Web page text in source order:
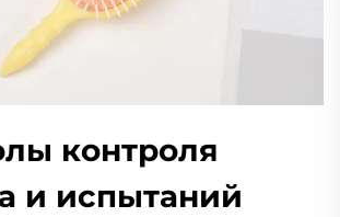
контроля
и испытаний